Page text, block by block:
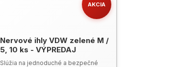
AKCIA
Nervové ihly VDW zelené M /
5, 10 ks - VÝPREDAJ
Slúžia na jednoduché a bezpečné